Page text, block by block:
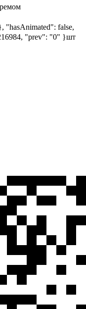
"hasAnimated": false,
"prev": "0" }шт